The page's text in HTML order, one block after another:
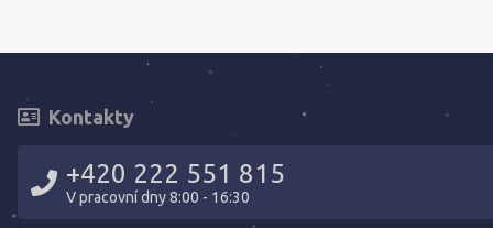
Kontakty
+420 222 551 815
V pracovní dny 8:00 - 16:30